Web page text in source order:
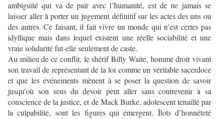
ambiguïté qui va de pair avec l’humanité, est de ne jamais se
laisser aller à porter un jugement définitif sur les actes des uns ou
des autres. Ce faisant, il fait vivre un monde qui n’est certes pas
idyllique mais dans lequel existent une réelle sociabilité et une
vraie solidarité fut-elle seulement de caste.
Au milieu de ce conflit, le shérif Billy Waite, homme droit vivant
son travail de représentant de la loi comme un véritable sacerdoce
et que les événements mènent à se poser la question de savoir
jusqu’où son sens du devoir peut aller sans contrevenir à sa
conscience de la justice, et de Mack Burke, adolescent tenaillé par
la culpabilité, sont les figures qui émergent. Îlots d’honnêteté